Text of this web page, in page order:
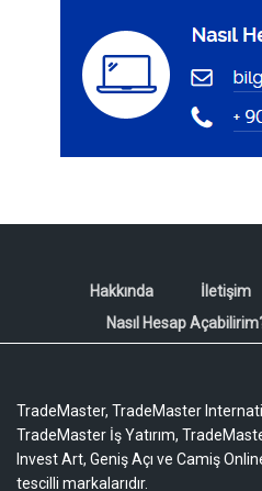
Hakkında İletişim
Nasıl Hesap
TradeMaster, TradeMaster
TradeMaster İş Yatırım,
Invest Art, Geniş Açı ve Camiş
tescilli markalarıdır.